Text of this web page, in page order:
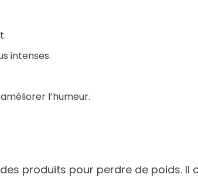
intenses.
l’humeur.
produits pour perdre de poids. Il